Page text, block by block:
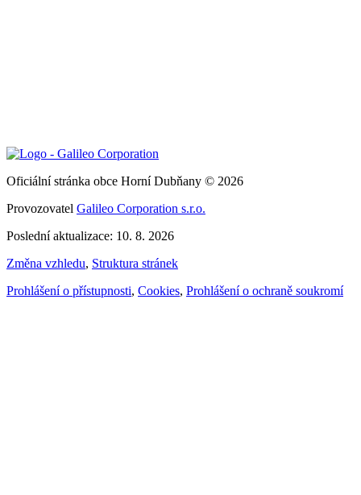
Oficiální stránka obce Horní Dubňany © 2026
Provozovatel Galileo Corporation s.r.o.
Poslední aktualizace: 10. 8. 2026
Změna vzhledu, Struktura stránek
Prohlášení o přístupnosti, Cookies, Prohlášení o ochraně soukromí